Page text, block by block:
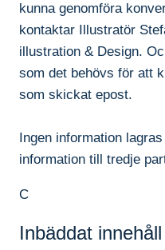
kunna genomföra
kontaktar Illustratör
illustration & Design.
som det behövs för att
som skickat epost.
Ingen information
information till tredje
C
Inbäddat